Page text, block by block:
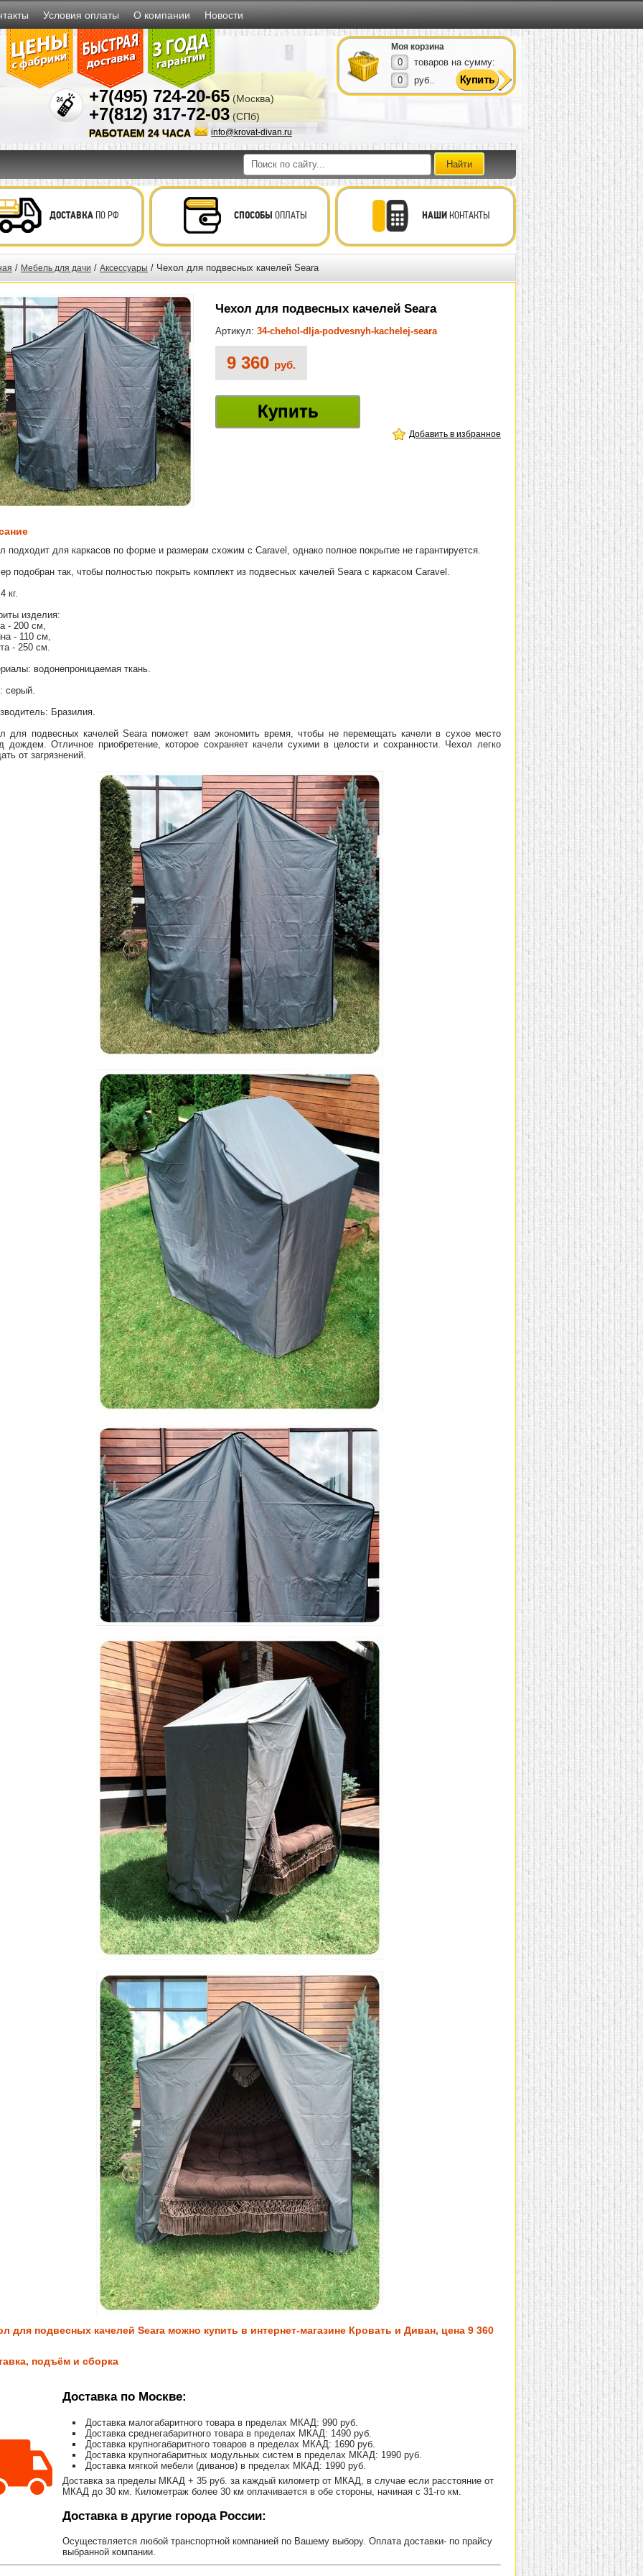
Условия оплаты О компании Новости
+7(495) 724-20-65 (Москва)
+7(812) 317-72-03 (СПб)
info@krovat-divan.ru
РАБОТАЕМ 24 ЧАСА
Моя корзина
0
товаров на сумму:
0
руб..
ДОСТАВКАПО РФ СПОСОБЫ ОПЛАТЫ НАШИКОНТАКТЫ
/ Мебель для дачи / Аксессуары / Чехол для подвесных качелей Seara
Чехол для подвесных качелей Seara
Артикул: 34-chehol-dlja-podvesnyh-kachelej-seara
9 360 руб.
Купить
Добавить в избранное
подходит для каркасов по форме и размерам схожим с Caravel, однако полное покрытие не гарантируется.
подобран так, чтобы полностью покрыть комплект из подвесных качелей Seara с каркасом Caravel.
кг.
изделия:
- 200 см,
- 110 см,
- 250 см.
водонепроницаемая ткань.
серый.
Бразилия.
для подвесных качелей Seara поможет вам экономить время, чтобы не перемещать качели в сухое место
дождем. Отличное приобретение, которое сохраняет качели сухими в целости и сохранности. Чехол легко
от загрязнений.
для подвесных качелей Seara можно купить в интернет-магазине Кровать и Диван, цена 9 360
подъём и сборка
Доставка по Москве:
Доставка малогабаритного товара в пределах МКАД: 990 руб.
Доставка среднегабаритного товара в пределах МКАД: 1490 руб.
Доставка крупногабаритного товаров в пределах МКАД: 1690 руб.
Доставка крупногабаритных модульных систем в пределах МКАД: 1990 руб.
Доставка мягкой мебели (диванов) в пределах МКАД: 1990 руб.
Доставка за пределы МКАД + 35 руб. за каждый километр от МКАД, в случае если расстояние от
МКАД до 30 км. Километраж более 30 км оплачивается в обе стороны, начиная с 31-го км.
Доставка в другие города России:
Осуществляется любой транспортной компанией по Вашему выбору. Оплата доставки- по прайсу
выбранной компании.